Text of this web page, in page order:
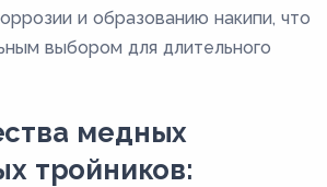
и образованию накипи, что
выбором для длительного
медных
тройников: